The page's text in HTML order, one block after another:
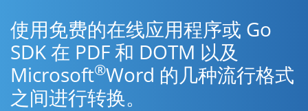
使用免费的在线应用程序或 Go
SDK 在 PDF 和 DOTM 以及
Microsoft®Word 的几种流行格式
之间进行转换。